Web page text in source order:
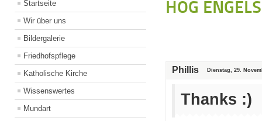
Startseite
Wir über uns
Bildergalerie
Friedhofspflege
Katholische Kirche
Wissenswertes
Mundart
HOG
Phillis Dienstag, 29.
Thanks :)